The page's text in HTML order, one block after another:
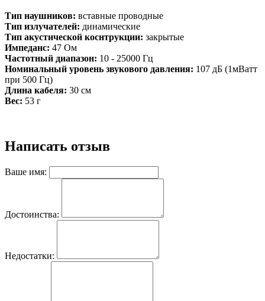
Тип наушников: вставные проводные
Тип излучателей: динамические
Тип акустической коснтрукции: закрытые
Импеданс: 47 Ом
Частотный диапазон: 10 - 25000 Гц
Номинальный уровень звукового давления: 107 дБ (1мВатт
при 500 Гц)
Длина кабеля: 30 см
Вес: 53 г
Написать отзыв
Ваше имя:
Достоинства:
Недостатки: